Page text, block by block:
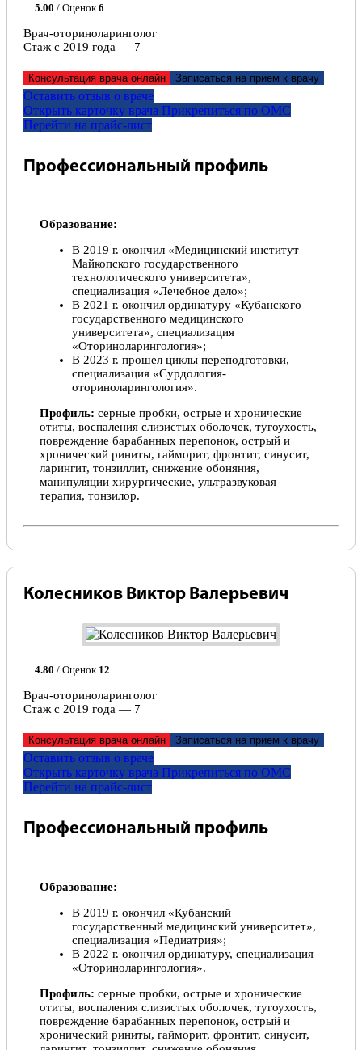
5.00 / Оценок 6
Врач-оториноларинголог
Стаж с 2019 года — 7
Консультация врача онлайн Записаться на прием к врачу
Оставить отзыв о враче
Открыть карточку врача Прикрепитьcя по ОМС
Перейти на прайс-лист
Профессиональный профиль
Образование:
В 2019 г. окончил «Медицинский институт
Майкопского государственного
технологического университета»,
специализация «Лечебное дело»;
В 2021 г. окончил ординатуру «Кубанского
государственного медицинского
университета», специализация
«Оториноларингология»;
В 2023 г. прошел циклы переподготовки,
специализация «Сурдология-
оториноларингология».
Профиль: серные пробки, острые и хронические
отиты, воспаления слизистых оболочек, тугоухость,
повреждение барабанных перепонок, острый и
хронический риниты, гайморит, фронтит, синусит,
ларингит, тонзиллит, снижение обоняния,
манипуляции хирургические, ультразвуковая
терапия, тонзилор.
Колесников Виктор Валерьевич
4.80 / Оценок 12
Врач-оториноларинголог
Стаж с 2019 года — 7
Консультация врача онлайн Записаться на прием к врачу
Оставить отзыв о враче
Открыть карточку врача Прикрепитьcя по ОМС
Перейти на прайс-лист
Профессиональный профиль
Образование:
В 2019 г. окончил «Кубанский
государственный медицинский университет»,
специализация «Педиатрия»;
В 2022 г. окончил ординатуру, специализация
«Оториноларингология».
Профиль: серные пробки, острые и хронические
отиты, воспаления слизистых оболочек, тугоухость,
повреждение барабанных перепонок, острый и
хронический риниты, гайморит, фронтит, синусит,